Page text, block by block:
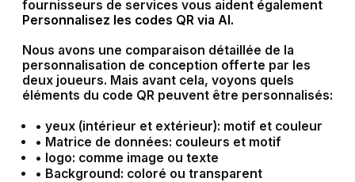
fournisseurs de services vous aident également
Personnalisez les codes QR via AI.
Nous avons une comparaison détaillée de la
personnalisation de conception offerte par les
deux joueurs. Mais avant cela, voyons quels
éléments du code QR peuvent être personnalisés:
• yeux (intérieur et extérieur): motif et couleur
• Matrice de données: couleurs et motif
• logo: comme image ou texte
• Background: coloré ou transparent